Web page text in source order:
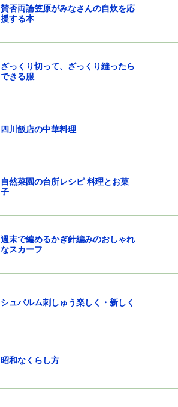
賛否両論笠原がみなさんの自炊を応
援する本
ざっくり切って、ざっくり縫ったら
できる服
四川飯店の中華料理
自然菜園の台所レシピ 料理とお菓
子
週末で編めるかぎ針編みのおしゃれ
なスカーフ
シュバルム刺しゅう楽しく・新しく
昭和なくらし方